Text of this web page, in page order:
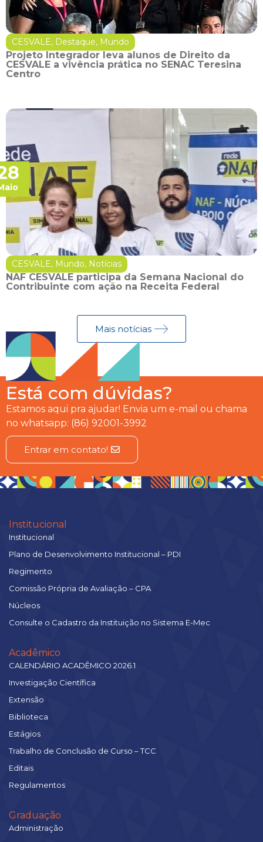
CESVALE, Destaque, Mundo
Projeto Integrador leva alunos de Direito da
CESVALE a vivência prática no SENAC Teresina
Centro
CESVALE, Mundo, Notícias
NAF CESVALE participa da Semana Nacional do
Contribuinte com ação na Receita Federal
Mais notícias
Está com dúvidas?
Estamos aqui pra ajudar! Envia um e-mail ou chama
no whatsapp: (86) 92001-3992
Entrar em contato!
Institucional
Institucional
Plano de Desenvolvimento Institucional – PDI
Regimento
Comissão Própria de Avaliação – CPA
Núcleos
Consulte o Cadastro da Instituição no Sistema E-Mec
Acadêmico
CALENDÁRIO ACADÊMICO 2026.1
Investigação Científica
Extensão
Biblioteca
Estágios
Trabalho de Conclusão de Curso – TCC
Editais
Regulamentos
Graduação
Administração